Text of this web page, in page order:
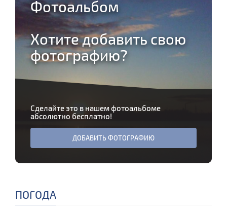
Фотоальбом
Хотите добавить свою
фотографию?
Сделайте это в нашем фотоальбоме
абсолютно бесплатно!
ДОБАВИТЬ ФОТОГРАФИЮ
ПОГОДА